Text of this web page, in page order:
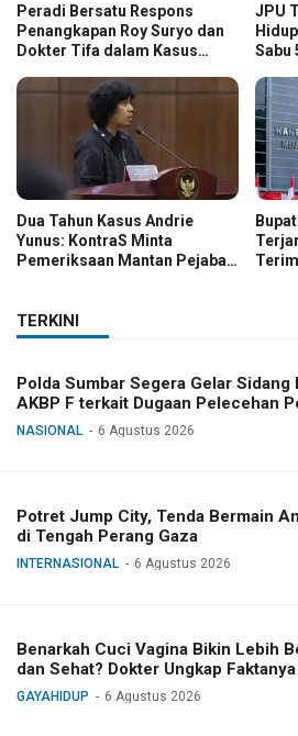
Peradi Bersatu Respons
Penangkapan Roy Suryo dan
Dokter Tifa dalam Kasus
JPU
Sabu
Dua Tahun Kasus Andrie
Yunus: KontraS Minta
Pemeriksaan Mantan Pejabat
TERKINI
Polda Sumbar Segera Gelar Sidang
AKBP F terkait Dugaan Pelecehan
NASIONAL 6 Agustus 2026
Potret Jump City, Tenda Bermain
di Tengah Perang Gaza
INTERNASIONAL 6 Agustus 2026
Benarkah Cuci Vagina Bikin Lebih
dan Sehat? Dokter Ungkap Faktanya
GAYAHIDUP 6 Agustus 2026